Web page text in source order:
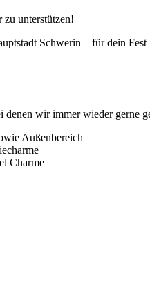
unterstützen!
Schwerin – für dein
wir immer wieder gerne
Außenbereich
Charme